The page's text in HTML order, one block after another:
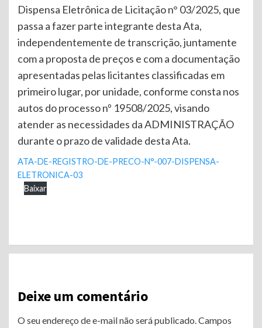
Dispensa Eletrônica de Licitação n° 03/2025, que
passa a fazer parte integrante desta Ata,
independentemente de transcrição, juntamente
com a proposta de preços e com a documentação
apresentadas pelas licitantes classificadas em
primeiro lugar, por unidade, conforme consta nos
autos do processo nº 19508/2025, visando
atender as necessidades da ADMINISTRAÇÃO
durante o prazo de validade desta Ata.
ATA-DE-REGISTRO-DE-PRECO-N°-007-DISPENSA-
ELETRONICA-03
Baixar
Continue
Reading
Deixe um comentário
O seu endereço de e-mail não será publicado. Campos